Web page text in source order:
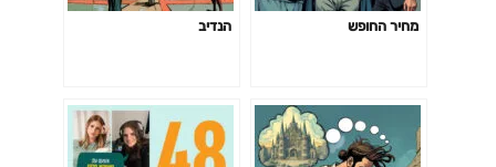
מחיר החופש הנדיב